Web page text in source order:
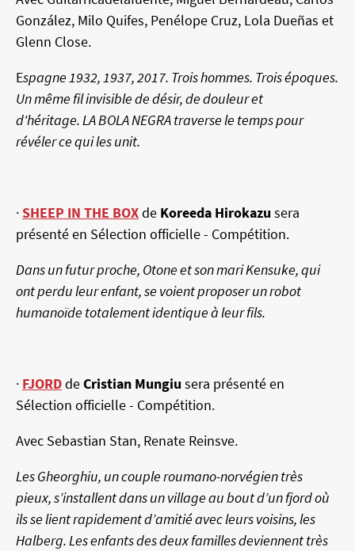
González, Milo Quifes, Penélope Cruz, Lola Dueñas et
Glenn Close.
Espagne 1932, 1937, 2017. Trois hommes. Trois époques.
Un même fil invisible de désir, de douleur et
d'héritage. LA BOLA NEGRA traverse le temps pour
révéler ce qui les unit.
·SHEEP IN THE BOXde Koreeda Hirokazu sera
présenté en Sélection officielle - Compétition.
Dans un futur proche, Otone et son mari Kensuke, qui
ont perdu leur enfant, se voient proposer un robot
humanoïde totalement identique à leur fils.
· FJORDdeCristian Mungiu sera présenté en
Sélection officielle - Compétition.
Avec Sebastian Stan, Renate Reinsve.
Les Gheorghiu, un couple roumano-norvégien très
pieux, s’installent dans un village au bout d’un fjord où
ils se lient rapidement d’amitié avec leurs voisins, les
Halberg. Les enfants des deux familles deviennent très